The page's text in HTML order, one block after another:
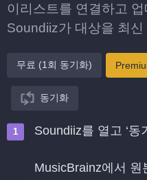
이리스트를 연결하고
Soundiiz가 대상을 최
무료 (1회 동기화)
동기화
Soundiiz를 열고 ‘동
MusicBrainz에서